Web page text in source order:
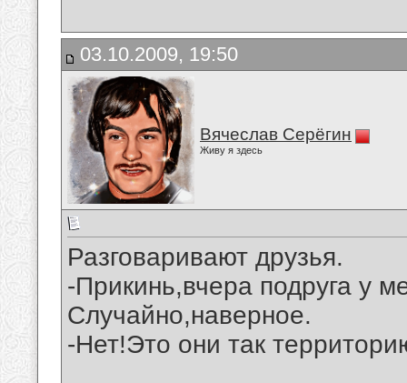
03.10.2009, 19:50
Вячеслав Серёгин
Живу я здесь
Разговаривают друзья.
-Прикинь,вчера подруга у
Случайно,наверное.
-Нет!Это они так